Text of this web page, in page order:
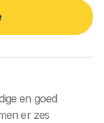
en goed
er zes